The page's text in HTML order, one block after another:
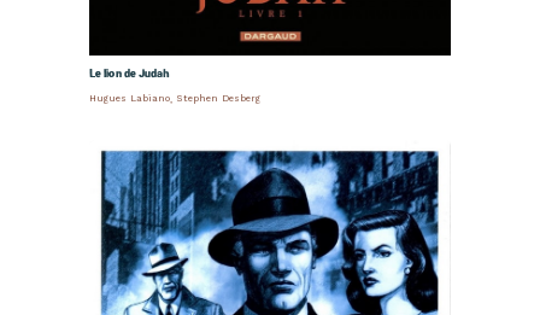
Le lion de Judah
Hugues Labiano Stephen Desberg